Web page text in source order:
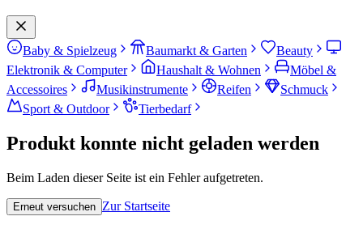
Baby & Spielzeug Baumarkt & Garten
Beauty
Elektronik & Computer
Haushalt & Wohnen
Möbel &
Accessoires
Musikinstrumente Reifen
Schmuck
Sport & Outdoor
Tierbedarf
Produkt konnte nicht geladen werden
Beim Laden dieser Seite ist ein Fehler aufgetreten.
Erneut versuchen Zur Startseite